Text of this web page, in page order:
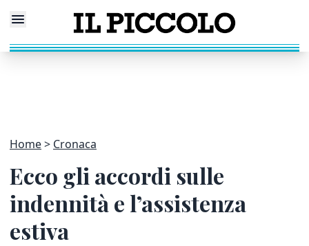
Home Cronaca
Ecco gli accordi sulle
indennità e l’assistenza
estiva